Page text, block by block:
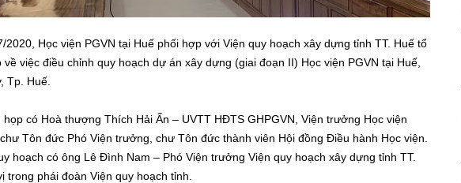
2020, Học viện PGVN tại Huế phối hợp với Viện quy hoạch xây dựng tỉnh TT. Huế tổ
việc điều chỉnh quy hoạch dự án xây dựng (giai đoạn II) Học viện PGVN tại Huế,
Tp. Huế.
có Hoà thượng Thích Hải Ấn – UVTT HĐTS GHPGVN, Viện trưởng Học viện
Tôn đức Phó Viện trưởng, chư Tôn đức thành viên Hội đồng Điều hành Học viện.
hoạch có ông Lê Đình Nam – Phó Viện trưởng Viện quy hoạch xây dựng tỉnh TT.
trong phái đoàn Viện quy hoạch tỉnh.